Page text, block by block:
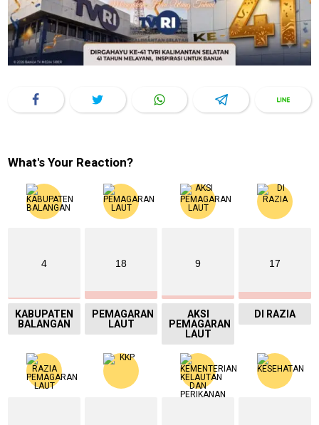
What's Your Reaction?
4
KABUPATEN
BALANGAN
18
PEMAGARAN
LAUT
9
AKSI
PEMAGARAN
LAUT
17
DI RAZIA